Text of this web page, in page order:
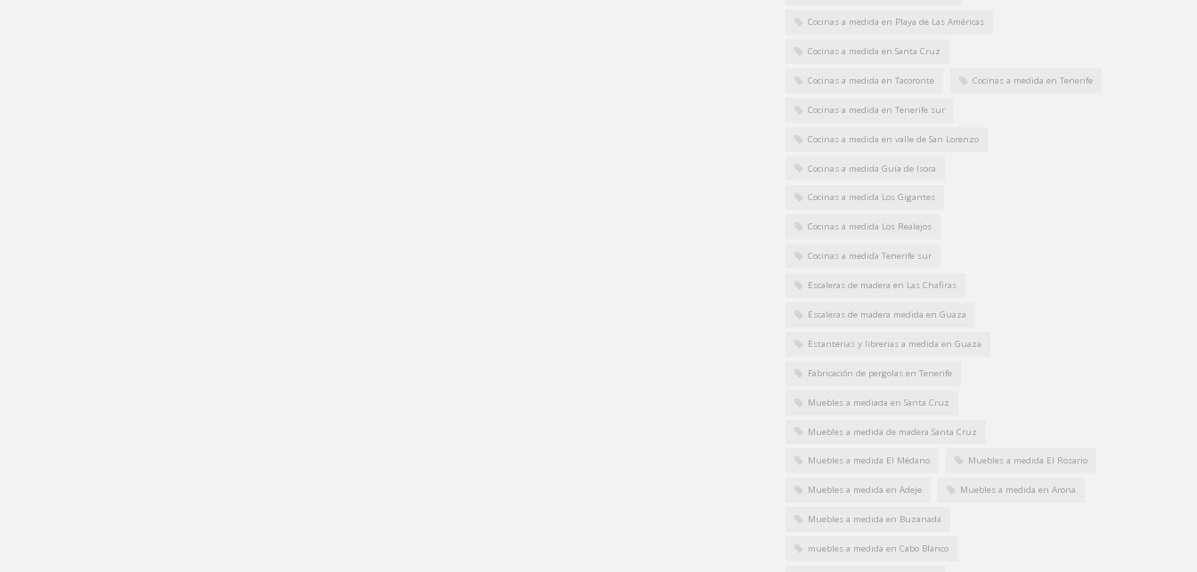
Cocinas a medida en Playa de Las Américas
Cocinas a medida en Santa Cruz
Cocinas a medida en Tacoronte Cocinas a medida en Tenerife
Cocinas a medida en Tenerife sur
Cocinas a medida en valle de San Lorenzo
Cocinas a medida Guía de Isora
Cocinas a medida Los Gigantes
Cocinas a medida Los Realejos
Cocinas a medida Tenerife sur
Escaleras de madera en Las Chafiras
Escaleras de madera medida en Guaza
Estanterias y librerias a medida en Guaza
Fabricación de pergolas en Tenerife
Muebles a mediada en Santa Cruz
Muebles a medida de madera Santa Cruz
Muebles a medida El Médano Muebles a medida El Rosario
Muebles a medida en Adeje Muebles a medida en Arona
Muebles a medida en Buzanada
muebles a medida en Cabo Blanco